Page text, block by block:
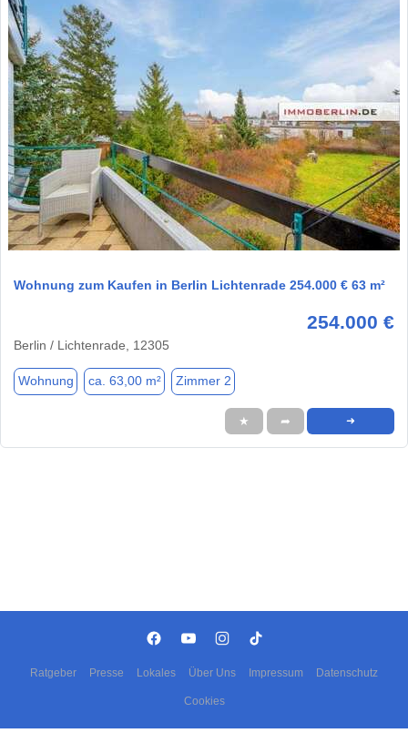
1 / 1
Wohnung zum Kaufen in Berlin Lichtenrade 254.000 € 63 m²
254.000 €
Berlin / Lichtenrade, 12305
Wohnung ca. 63,00 m² Zimmer 2
★ ➦ ➜
Ratgeber Presse Lokales Über Uns Impressum Datenschutz
Cookies